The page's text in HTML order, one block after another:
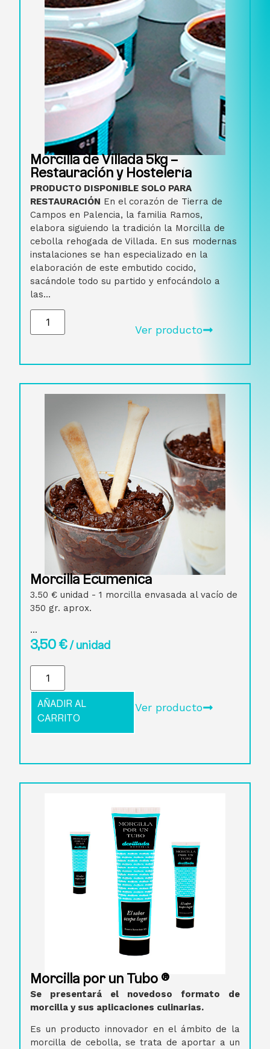
Morcilla de Villada 5kg –
Restauración y Hostelería
PRODUCTO DISPONIBLE SOLO PARA
RESTAURACIÓN En el corazón de Tierra de
Campos en Palencia, la familia Ramos,
elabora siguiendo la tradición la Morcilla de
cebolla rehogada de Villada. En sus modernas
instalaciones se han especializado en la
elaboración de este embutido cocido,
sacándole todo su partido y enfocándolo a
las...
Ver producto
Morcilla Ecuménica
3.50 € unidad - 1 morcilla envasada al vacío de
350 gr. aprox.
...
3,50€/ unidad
AÑADIR AL
CARRITO
Ver producto
Morcilla por un Tubo ®
Se presentará el novedoso formato de
morcilla y sus aplicaciones culinarias.
Es un producto innovador en el ámbito de la
morcilla de cebolla, se trata de aportar a un